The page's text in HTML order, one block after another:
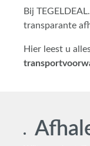
Bij
transparante
Hier leest u